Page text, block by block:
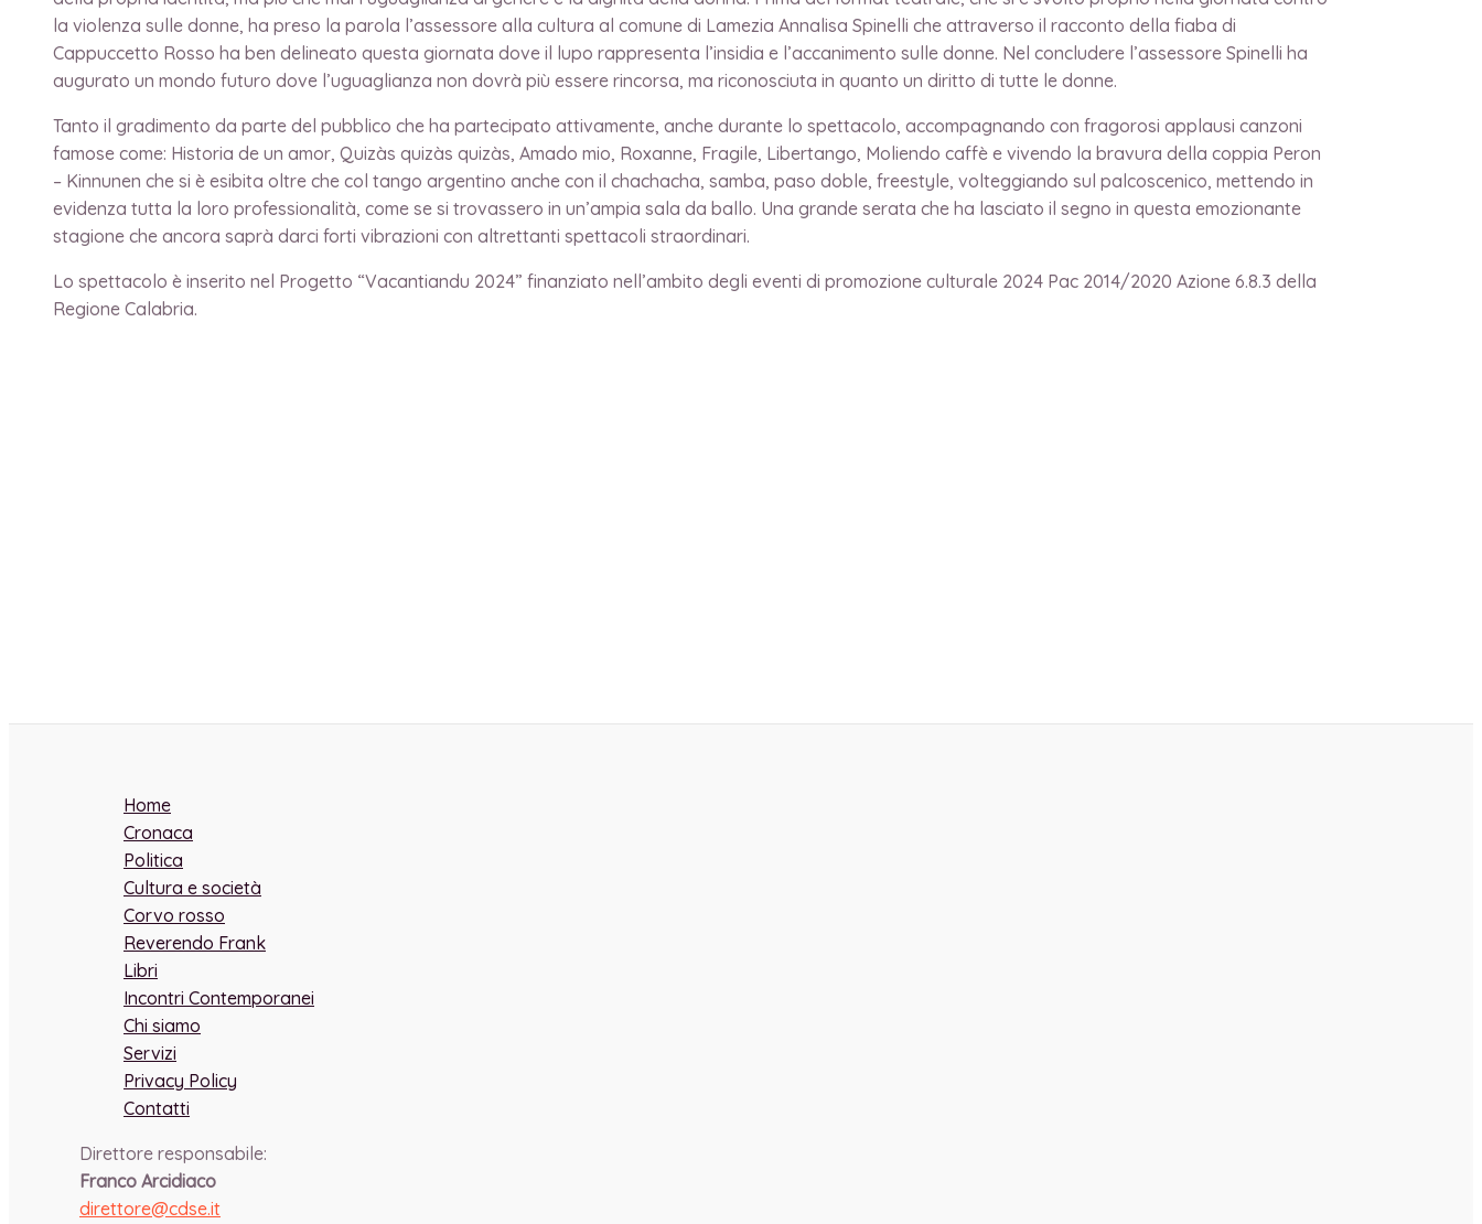
la violenza sulle donne, ha preso la parola l’assessore alla cultura al comune di Lamezia Annalisa Spinelli che attraverso il racconto della fiaba di
Cappuccetto Rosso ha ben delineato questa giornata dove il lupo rappresenta l’insidia e l’accanimento sulle donne. Nel concludere l’assessore Spinelli ha
augurato un mondo futuro dove l’uguaglianza non dovrà più essere rincorsa, ma riconosciuta in quanto un diritto di tutte le donne.
Tanto il gradimento da parte del pubblico che ha partecipato attivamente, anche durante lo spettacolo, accompagnando con fragorosi applausi canzoni
famose come: Historia de un amor, Quizàs quizàs quizàs, Amado mio, Roxanne, Fragile, Libertango, Moliendo caffè e vivendo la bravura della coppia Peron
– Kinnunen che si è esibita oltre che col tango argentino anche con il chachacha, samba, paso doble, freestyle, volteggiando sul palcoscenico, mettendo in
evidenza tutta la loro professionalità, come se si trovassero in un’ampia sala da ballo. Una grande serata che ha lasciato il segno in questa emozionante
stagione che ancora saprà darci forti vibrazioni con altrettanti spettacoli straordinari.
Lo spettacolo è inserito nel Progetto “Vacantiandu 2024” finanziato nell’ambito degli eventi di promozione culturale 2024 Pac 2014/2020 Azione 6.8.3 della
Regione Calabria.
Home
Cronaca
Politica
Cultura e società
Corvo rosso
Reverendo Frank
Libri
Incontri Contemporanei
Chi siamo
Servizi
Privacy Policy
Contatti
Direttore responsabile:
Franco Arcidiaco
direttore@cdse.it